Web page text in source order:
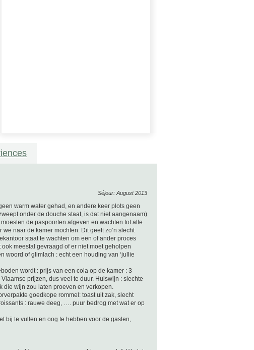
Séjour: August 2013
warm water gehad, en andere keer plots geen
onder de douche staat, is dat niet aangenaam)
de paspoorten afgeven en wachten tot alle
naar de kamer mochten. Dit geeft zo’n slecht
staat te wachten om een of ander proces
meestal gevraagd of er niet moet geholpen
woord of glimlach : echt een houding van ‘jullie
wordt : prijs van een cola op de kamer : 3
prijzen, dus veel te duur. Huiswijn : slechte
die wijn zou laten proeven en verkopen.
goedkope rommel: toast uit zak, slecht
: rauwe deeg, …. puur bedrog met wat er op
bij te vullen en oog te hebben voor de gasten,